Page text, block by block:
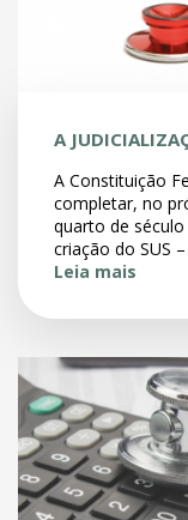
A
A Constituição
completar, no
quarto de
criação do SUS
Leia mais